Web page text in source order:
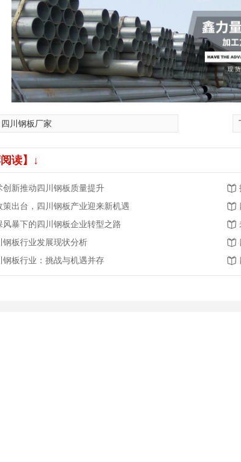
四川钢板厂家
阅读】↓
创新推动四川钢板质量提升
策出台，四川钢板产业迎来新机遇
风暴下的四川钢板企业转型之路
钢板行业发展现状分析
钢板行业：挑战与机遇并存